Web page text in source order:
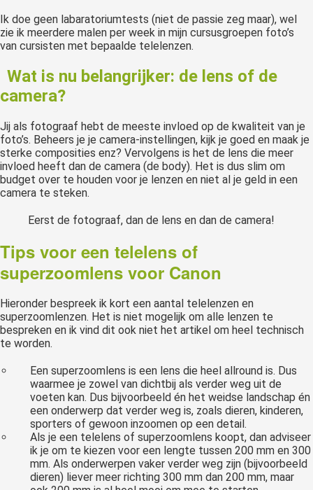
Ik doe geen labaratoriumtests (niet de passie zeg maar), wel
zie ik meerdere malen per week in mijn cursusgroepen foto’s
van cursisten met bepaalde telelenzen.
Wat is nu belangrijker: de lens of de
camera?
Jij als fotograaf hebt de meeste invloed op de kwaliteit van je
foto’s. Beheers je je camera-instellingen, kijk je goed en maak je
sterke composities enz? Vervolgens is het de lens die meer
invloed heeft dan de camera (de body). Het is dus slim om
budget over te houden voor je lenzen en niet al je geld in een
camera te steken.
Eerst de fotograaf, dan de lens en dan de camera!
Tips voor een telelens of
superzoomlens voor Canon
Hieronder bespreek ik kort een aantal telelenzen en
superzoomlenzen. Het is niet mogelijk om alle lenzen te
bespreken en ik vind dit ook niet het artikel om heel technisch
te worden.
Een superzoomlens is een lens die heel allround is. Dus
waarmee je zowel van dichtbij als verder weg uit de
voeten kan. Dus bijvoorbeeld én het weidse landschap én
een onderwerp dat verder weg is, zoals dieren, kinderen,
sporters of gewoon inzoomen op een detail.
Als je een telelens of superzoomlens koopt, dan adviseer
ik je om te kiezen voor een lengte tussen 200 mm en 300
mm. Als onderwerpen vaker verder weg zijn (bijvoorbeeld
dieren) liever meer richting 300 mm dan 200 mm, maar